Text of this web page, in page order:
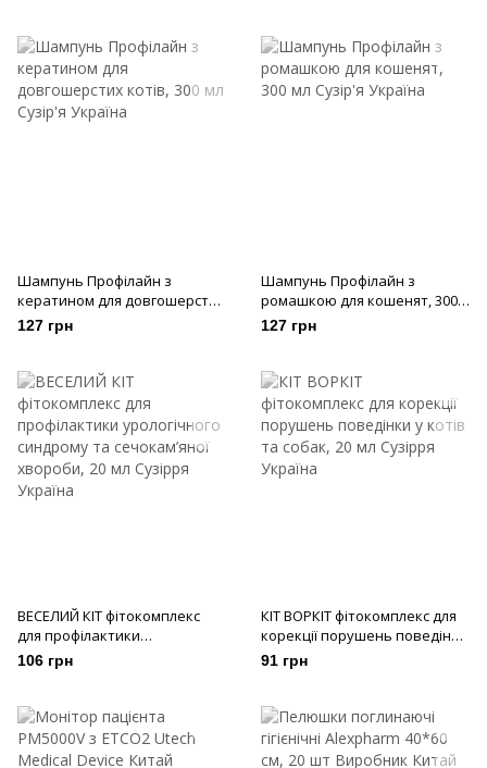
Шампунь Профілайн з
кератином для довгошерстих
котів, 300 мл
127 грн
Шампунь Профілайн з
ромашкою для кошенят, 300
мл
127 грн
ВЕСЕЛИЙ КІТ фітокомплекс
для профілактики
урологічного синдрому та
сечокам’яної хвороби, 20 мл
106 грн
КІТ ВОРКІТ фітокомплекс для
корекції порушень поведінки
у котів та собак, 20 мл
91 грн